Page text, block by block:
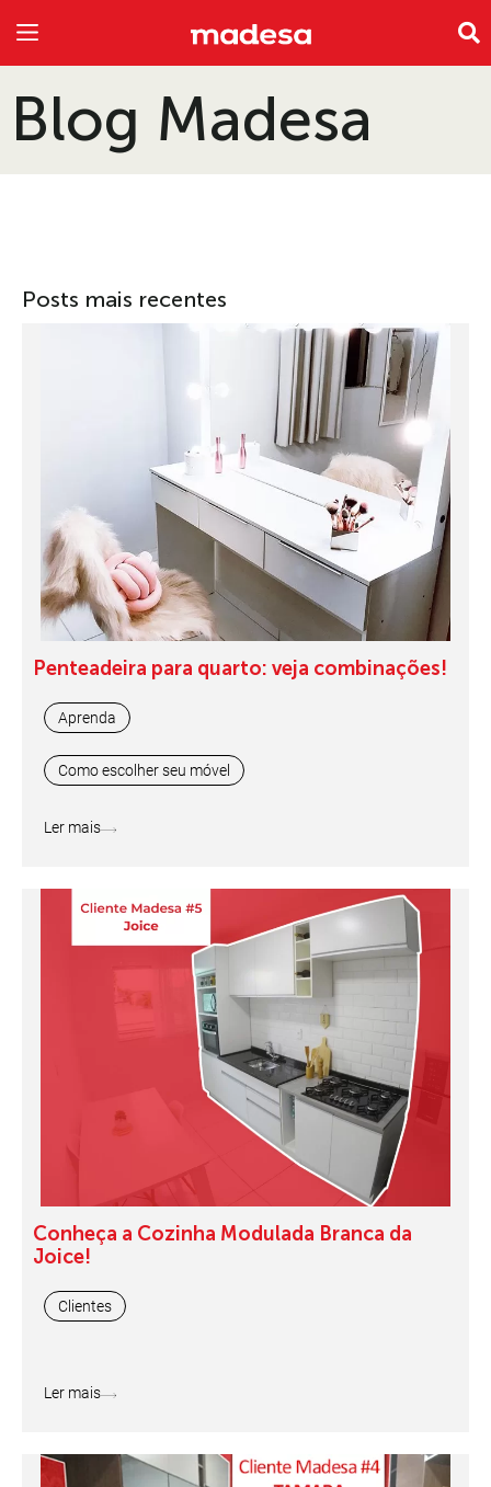
Blog Madesa
Posts mais recentes
Penteadeira para quarto: veja combinações!
Aprenda
Como escolher seu móvel
Ler mais
Conheça a Cozinha Modulada Branca da
Joice!
Clientes
Ler mais